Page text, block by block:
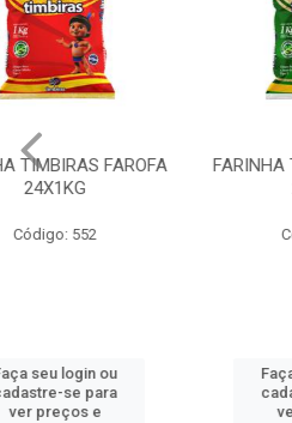
FARINHA TIMBIRAS GUAMA
Código: 553
Faça seu login ou
cadastre-se para
ver preços e